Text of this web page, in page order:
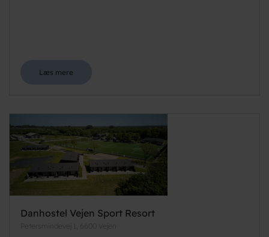
Læs mere
Danhostel Vejen Sport Resort
Petersmindevej 1, 6600 Vejen